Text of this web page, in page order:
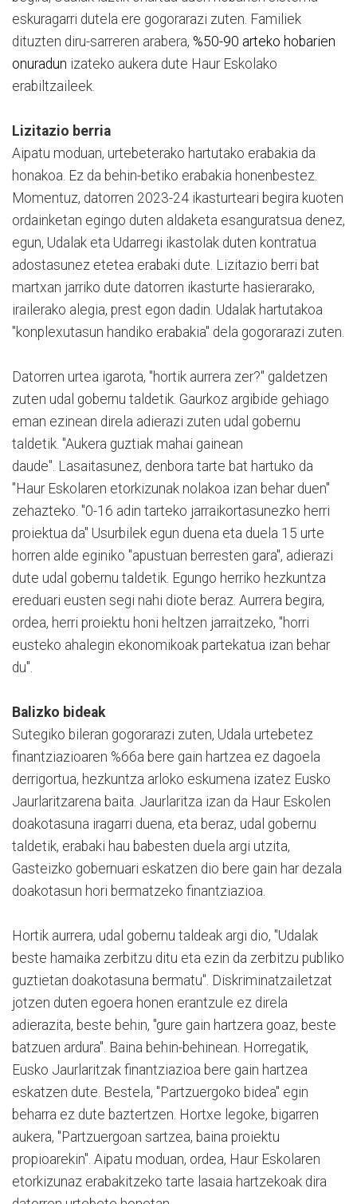
eskuragarri dutela ere gogorarazi zuten. Familiek
dituzten diru-sarreren arabera, %50-90 arteko hobarien
onuradun izateko aukera dute Haur Eskolako
erabiltzaileek.
Lizitazio berria
Aipatu moduan, urtebeterako hartutako erabakia da
honakoa. Ez da behin-betiko erabakia honenbestez.
Momentuz, datorren 2023-24 ikasturteari begira kuoten
ordainketan egingo duten aldaketa esanguratsua denez,
egun, Udalak eta Udarregi ikastolak duten kontratua
adostasunez etetea erabaki dute. Lizitazio berri bat
martxan jarriko dute datorren ikasturte hasierarako,
irailerako alegia, prest egon dadin. Udalak hartutakoa
"konplexutasun handiko erabakia" dela gogorarazi zuten.
Datorren urtea igarota, "hortik aurrera zer?" galdetzen
zuten udal gobernu taldetik. Gaurkoz argibide gehiago
eman ezinean direla adierazi zuten udal gobernu
taldetik. "Aukera guztiak mahai gainean
daude". Lasaitasunez, denbora tarte bat hartuko da
"Haur Eskolaren etorkizunak nolakoa izan behar duen"
zehazteko. "0-16 adin tarteko jarraikortasunezko herri
proiektua da" Usurbilek egun duena eta duela 15 urte
horren alde eginiko "apustuan berresten gara", adierazi
dute udal gobernu taldetik. Egungo herriko hezkuntza
ereduari eusten segi nahi diote beraz. Aurrera begira,
ordea, herri proiektu honi heltzen jarraitzeko, "horri
eusteko ahalegin ekonomikoak partekatua izan behar
du".
Balizko bideak
Sutegiko bileran gogorarazi zuten, Udala urtebetez
finantziazioaren %66a bere gain hartzea ez dagoela
derrigortua, hezkuntza arloko eskumena izatez Eusko
Jaurlaritzarena baita. Jaurlaritza izan da Haur Eskolen
doakotasuna iragarri duena, eta beraz, udal gobernu
taldetik, erabaki hau babesten duela argi utzita,
Gasteizko gobernuari eskatzen dio bere gain har dezala
doakotasun hori bermatzeko finantziazioa.
Hortik aurrera, udal gobernu taldeak argi dio, "Udalak
beste hamaika zerbitzu ditu eta ezin da zerbitzu publiko
guztietan doakotasuna bermatu". Diskriminatzailetzat
jotzen duten egoera honen erantzule ez direla
adierazita, beste behin, "gure gain hartzera goaz, beste
batzuen ardura". Baina behin-behinean. Horregatik,
Eusko Jaurlaritzak finantziazioa bere gain hartzea
eskatzen dute. Bestela, "Partzuergoko bidea" egin
beharra ez dute baztertzen. Hortxe legoke, bigarren
aukera, "Partzuergoan sartzea, baina proiektu
propioarekin". Aipatu moduan, ordea, Haur Eskolaren
etorkizunaz erabakitzeko tarte lasaia hartzekoak dira